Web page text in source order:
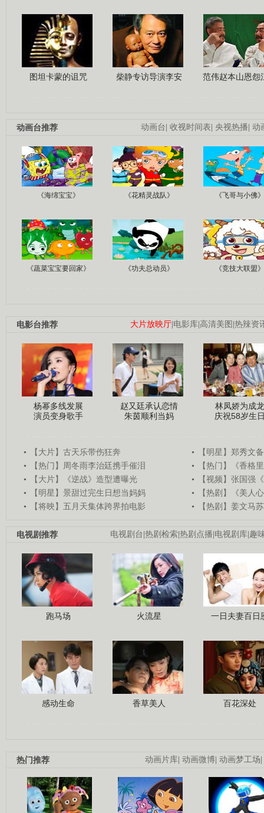
图坦卡蒙的诅咒 柴静专访导演李安 范伟赵本山恩怨
动画台| 收视时间表| 央视热播| 动
动画台推荐
《海绵宝宝》 《花精灵战队》 《飞哥与小佛》
《蔬菜宝宝要回家》 《功夫总动员》 《竞技大联盟》
大片放映厅|电影库|高清美图 |热辣资
电影台推荐
杨幂多线发展
演员变身歌手
赵又廷承认恋情
朱茵顺利当妈
林凤娇为成龙
庆祝58岁生
【大片】古天乐带伤狂奔
【明星】郑秀文
【热门】周冬雨李治廷携手催泪
【热门】《香格
【大片】《逆战》造型遭曝光
【视频】张国强
【明星】景甜过完生日想当妈妈
【热剧】《美人
【将映】五月天集体跨界拍电影
【热剧】姜文马
电视剧台|热剧检索|热剧点播|电视剧库|趣
电视剧推荐
跑马场 火流星 一日夫妻百日
感动生命 香草美人 百花深处
动画片库| 动画微博| 动画梦工场|
热门推荐